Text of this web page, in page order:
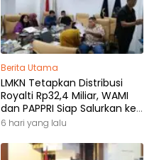
Berita Utama
LMKN Tetapkan Distribusi
Royalti Rp32,4 Miliar, WAMI
dan PAPPRI Siap Salurkan ke
Pemilik Hak
6 hari yang lalu